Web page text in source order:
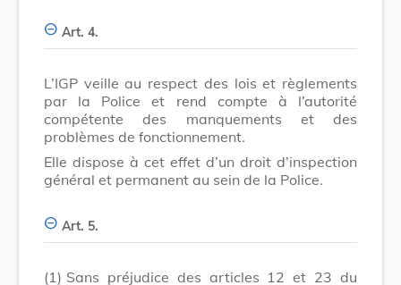
Art. 4.
L’IGP veille au respect des lois et règlements
par la Police et rend compte à l’autorité
compétente des manquements et des
problèmes de fonctionnement.
Elle dispose à cet effet d’un droit d’inspection
général et permanent au sein de la Police.
Art. 5.
(1) Sans préjudice des articles 12 et 23 du